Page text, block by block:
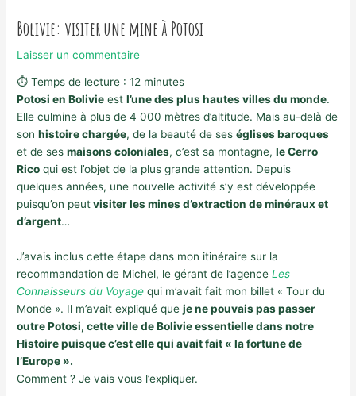
Bolivie: visiter une mine à Potosi
Laisser un commentaire
⏱ Temps de lecture :12 minutes
Potosi en Bolivie estl’une des plus hautes villes du monde.
Elle culmine à plus de 4 000 mètres d’altitude. Mais au-delà de
sonhistoire chargée, de la beauté de seséglises baroques
et de sesmaisons coloniales, c’est sa montagne,le Cerro
Rico qui est l’objet de la plus grande attention. Depuis
quelques années, une nouvelle activité s’y est développée
puisqu’on peutvisiter les mines d’extraction de minéraux et
d’argent…
J’avais inclus cette étape dans mon itinéraire sur la
recommandation de Michel, le gérant de l’agenceLes
Connaisseurs du Voyage qui m’avait fait mon billet « Tour du
Monde ». Il m’avait expliqué queje ne pouvais pas passer
outre Potosi, cette ville de Bolivie essentielle dans notre
Histoire puisque c’est elle qui avait fait « la fortune de
l’Europe ».
Comment ? Je vais vous l’expliquer.